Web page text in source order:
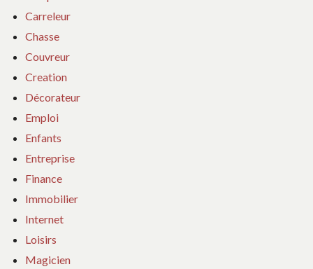
Carreleur
Chasse
Couvreur
Creation
Décorateur
Emploi
Enfants
Entreprise
Finance
Immobilier
Internet
Loisirs
Magicien